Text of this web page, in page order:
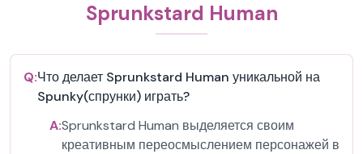
Sprunkstard Human
Q:Что делает Sprunkstard Human уникальной на
Spunky(спрунки) играть?
A:Sprunkstard Human выделяется своим
креативным переосмыслением персонажей в